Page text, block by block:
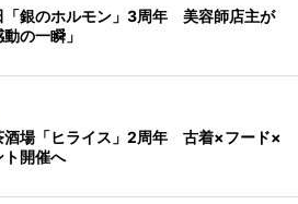
「銀のホルモン」3周年 美容師店主が
の一瞬」
酒場「ヒライス」2周年 古着×フード×
ト開催へ